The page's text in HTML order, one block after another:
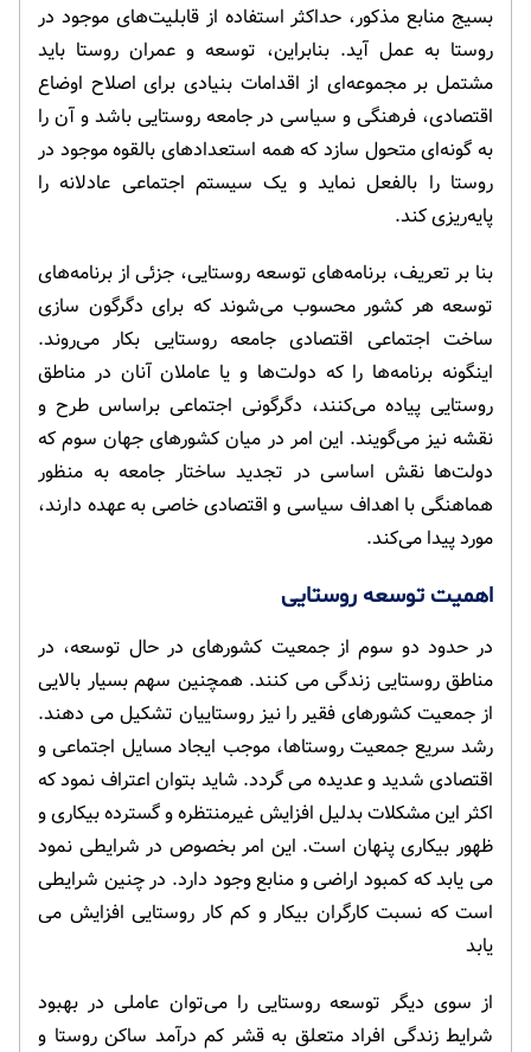
بسیج منابع مذکور، حداکثر استفاده از قابلیت‌های موجود در
روستا به عمل آید. بنابراین، توسعه و عمران روستا باید
مشتمل بر مجموعه‌ای از اقدامات بنیادی برای اصلاح اوضاع
اقتصادی، فرهنگی و سیاسی در جامعه روستایی باشد و آن را
به گونه‌ای متحول سازد که همه استعدادهای بالقوه موجود در
روستا را بالفعل نماید و یک سیستم اجتماعی عادلانه را
پایه‌ریزی کند.
بنا بر تعریف، برنامه‌های توسعه روستایی، جزئی از برنامه‌های
توسعه هر کشور محسوب می‌شوند که برای دگرگون سازی
ساخت اجتماعی اقتصادی جامعه روستایی بکار می‌روند.
اینگونه برنامه‌ها را که دولت‌ها و یا عاملان آنان در مناطق
روستایی پیاده می‌کنند، دگرگونی اجتماعی براساس طرح و
نقشه نیز می‌گویند. این امر در میان کشورهای جهان سوم که
دولت‌ها نقش اساسی در تجدید ساختار جامعه به منظور
هماهنگی با اهداف سیاسی و اقتصادی خاصی به عهده دارند،
مورد پیدا می‌کند.
اهمیت توسعه روستایی
در حدود دو سوم از جمعیت کشورهای در حال توسعه، در
مناطق روستایی زندگی می کنند. همچنین سهم بسیار بالایی
از جمعیت کشورهای فقیر را نیز روستاییان تشکیل می دهند.
رشد سریع جمعیت روستاها، موجب ایجاد مسایل اجتماعی و
اقتصادی شدید و عدیده می گردد. شاید بتوان اعتراف نمود که
اکثر این مشکلات بدلیل افزایش غیرمنتظره و گسترده بیکاری و
ظهور بیکاری پنهان است. این امر بخصوص در شرایطی نمود
می یابد که کمبود اراضی و منابع وجود دارد. در چنین شرایطی
است که نسبت کارگران بیکار و کم کار روستایی افزایش می
یابد
از سوی دیگر توسعه روستایی را می‌توان عاملی در بهبود
شرایط زندگی افراد متعلق به قشر کم درآمد ساکن روستا و